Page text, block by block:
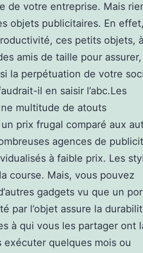
de votre entreprise. Mais
objets publicitaires. En effet,
ces petits objets, à
amis de taille pour assurer,
la perpétuation de votre
il en saisir l’abc.Les
multitude de atouts
prix frugal comparé aux
agences de
à faible prix. Les
course. Mais, vous pouvez
gadgets vu que un
par l’objet assure la
à qui vous les partager ont
quelques mois ou